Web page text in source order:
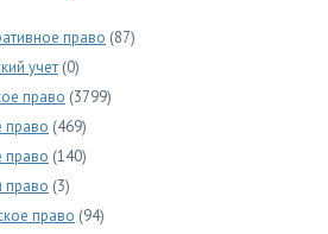
право (87)
учет (0)
право (3799)
(469)
право (140)
право (3)
право (94)